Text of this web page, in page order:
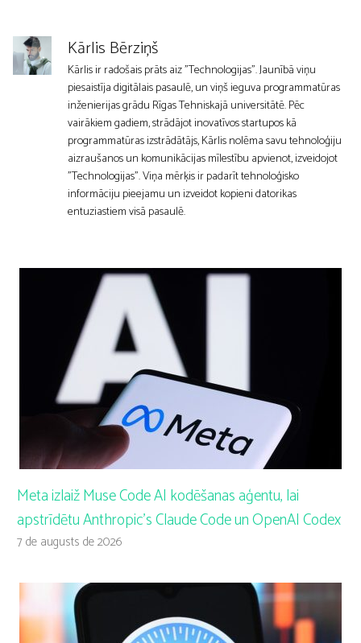
Kārlis Bērziņš
Kārlis ir radošais prāts aiz "Technologijas". Jaunībā viņu
piesaistīja digitālais pasaulē, un viņš ieguva programmatūras
inženierijas grādu Rīgas Tehniskajā universitātē. Pēc
vairākiem gadiem, strādājot inovatīvos startupos kā
programmatūras izstrādātājs, Kārlis nolēma savu tehnoloģiju
aizraušanos un komunikācijas mīlestību apvienot, izveidojot
"Technologijas". Viņa mērķis ir padarīt tehnoloģisko
informāciju pieejamu un izveidot kopieni datorikas
entuziastiem visā pasaulē.
Meta izlaiž Muse Code AI kodēšanas aģentu, lai
apstrīdētu Anthropic’s Claude Code un OpenAI Codex
7 de augusts de 2026